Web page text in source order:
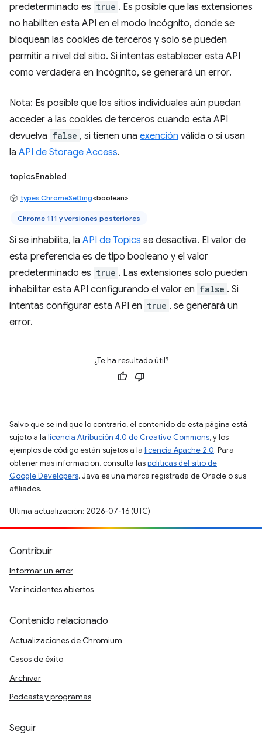
predeterminado es true . Es posible que las extensiones
no habiliten esta API en el modo Incógnito, donde se
bloquean las cookies de terceros y solo se pueden
permitir a nivel del sitio. Si intentas establecer esta API
como verdadera en Incógnito, se generará un error.
Nota: Es posible que los sitios individuales aún puedan
acceder a las cookies de terceros cuando esta API
devuelva false , si tienen una exención válida o si usan
la API de Storage Access.
topicsEnabled
types.ChromeSetting<boolean>
Chrome 111 y versiones posteriores
Si se inhabilita, la API de Topics se desactiva. El valor de
esta preferencia es de tipo booleano y el valor
predeterminado es true . Las extensiones solo pueden
inhabilitar esta API configurando el valor en false . Si
intentas configurar esta API en true , se generará un
error.
¿Te ha resultado útil?
Salvo que se indique lo contrario, el contenido de esta página está
sujeto a la licencia Atribución 4.0 de Creative Commons, y los
ejemplos de código están sujetos a la licencia Apache 2.0. Para
obtener más información, consulta laspolíticas del sitio de
Google Developers. Java es una marca registrada de Oracle o sus
afiliados.
Última actualización: 2026-07-16 (UTC)
Contribuir
Informar un error
Ver incidentes abiertos
Contenido relacionado
Actualizaciones de Chromium
Casos de éxito
Archivar
Podcasts y programas
Seguir